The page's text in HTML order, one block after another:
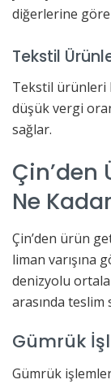
diğerlerine göre
Tekstil
Tekstil ürünleri
düşük vergi
sağlar.
Çin’den
Ne
Çin’den ürün
liman varışına
denizyolu
arasında teslim
Gümrük
Gümrük